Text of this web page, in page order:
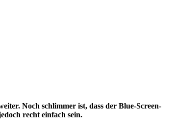
Noch schlimmer ist, dass der Blue-Screen-
recht einfach sein.